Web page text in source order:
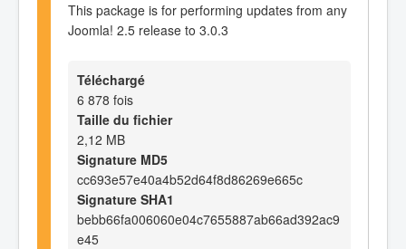
This package is for performing updates from any
Joomla! 2.5 release to 3.0.3
Téléchargé
6 878 fois
Taille du fichier
2,12 MB
Signature MD5
cc693e57e40a4b52d64f8d86269e665c
Signature SHA1
bebb66fa006060e04c7655887ab66ad392ac9
e45